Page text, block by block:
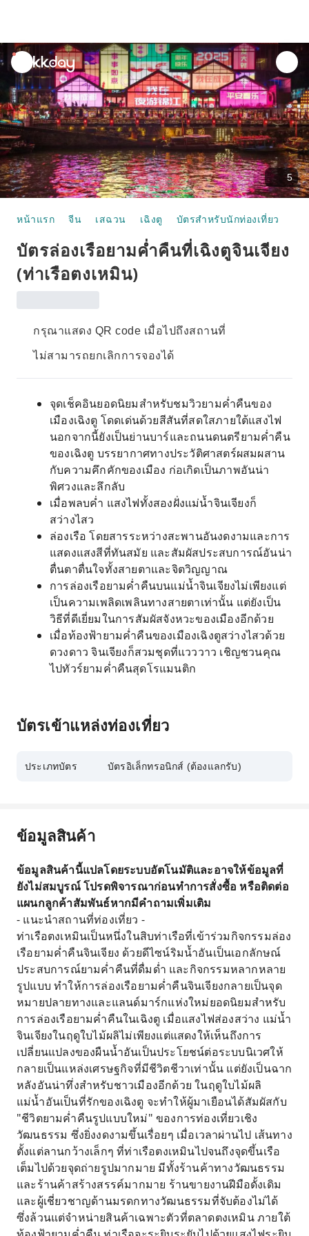
unread
notifications
5
หน้าแรก จีน เสฉวน เฉิงตู บัตรสำหรับนักท่องเที่ยว
บัตรล่องเรือยามค่ำคืนที่เฉิงตูจินเจียง
(ท่าเรือตงเหมิน)
กรุณาแสดง QR code เมื่อไปถึงสถานที่
ไม่สามารถยกเลิกการจองได้
จุดเช็คอินยอดนิยมสำหรับชมวิวยามค่ำคืนของ
เมืองเฉิงตู โดดเด่นด้วยสีสันที่สดใสภายใต้แสงไฟ
นอกจากนี้ยังเป็นย่านบาร์และถนนดนตรียามค่ำคืน
ของเฉิงตู บรรยากาศทางประวัติศาสตร์ผสมผสาน
กับความคึกคักของเมือง ก่อเกิดเป็นภาพอันน่า
พิศวงและลึกลับ
เมื่อพลบค่ำ แสงไฟทั้งสองฝั่งแม่น้ำจินเจียงก็
สว่างไสว
ล่องเรือ โดยสารระหว่างสะพานอันงดงามและการ
แสดงแสงสีที่ทันสมัย ​​และสัมผัสประสบการณ์อันน่า
ตื่นตาตื่นใจทั้งสายตาและจิตวิญญาณ
การล่องเรือยามค่ำคืนบนแม่น้ำจินเจียงไม่เพียงแต่
เป็นความเพลิดเพลินทางสายตาเท่านั้น แต่ยังเป็น
วิธีที่ดีเยี่ยมในการสัมผัสจังหวะของเมืองอีกด้วย
เมื่อท้องฟ้ายามค่ำคืนของเมืองเฉิงตูสว่างไสวด้วย
ดวงดาว จินเจียงก็สวมชุดที่แวววาว เชิญชวนคุณ
ไปทัวร์ยามค่ำคืนสุดโรแมนติก
บัตรเข้าแหล่งท่องเที่ยว
ประเภทบัตร บัตรอิเล็กทรอนิกส์ (ต้องแลกรับ)
ข้อมูลสินค้า
ข้อมูลสินค้านี้แปลโดยระบบอัตโนมัติและอาจให้ข้อมูลที่
ยังไม่สมบูรณ์ โปรดพิจารณาก่อนทำการสั่งซื้อ หรือติดต่อ
แผนกลูกค้าสัมพันธ์หากมีคำถามเพิ่มเติม
- แนะนำสถานที่ท่องเที่ยว -
ท่าเรือตงเหมินเป็นหนึ่งในสิบท่าเรือที่เข้าร่วมกิจกรรมล่อง
เรือยามค่ำคืนจินเจียง ด้วยดีไซน์ริมน้ำอันเป็นเอกลักษณ์
ประสบการณ์ยามค่ำคืนที่ดื่มด่ำ และกิจกรรมหลากหลาย
รูปแบบ ทำให้การล่องเรือยามค่ำคืนจินเจียงกลายเป็นจุด
หมายปลายทางและแลนด์มาร์กแห่งใหม่ยอดนิยมสำหรับ
การล่องเรือยามค่ำคืนในเฉิงตู เมื่อแสงไฟส่องสว่าง แม่น้ำ
จินเจียงในฤดูใบไม้ผลิไม่เพียงแต่แสดงให้เห็นถึงการ
เปลี่ยนแปลงของผืนน้ำอันเป็นประโยชน์ต่อระบบนิเวศให้
กลายเป็นแหล่งเศรษฐกิจที่มีชีวิตชีวาเท่านั้น แต่ยังเป็นฉาก
หลังอันน่าทึ่งสำหรับชาวเมืองอีกด้วย ในฤดูใบไม้ผลิ
แม่น้ำอันเป็นที่รักของเฉิงตู จะทำให้ผู้มาเยือนได้สัมผัสกับ
"ชีวิตยามค่ำคืนรูปแบบใหม่" ของการท่องเที่ยวเชิง
วัฒนธรรม ซึ่งยิ่งงดงามขึ้นเรื่อยๆ เมื่อเวลาผ่านไป เส้นทาง
ตั้งแต่ลานกว้างเล็กๆ ที่ท่าเรือตงเหมินไปจนถึงจุดขึ้นเรือ
เต็มไปด้วยจุดถ่ายรูปมากมาย มีทั้งร้านค้าทางวัฒนธรรม
และร้านค้าสร้างสรรค์มากมาย ร้านขายงานฝีมือดั้งเดิม
และผู้เชี่ยวชาญด้านมรดกทางวัฒนธรรมที่จับต้องไม่ได้
ซึ่งล้วนแต่จำหน่ายสินค้าเฉพาะตัวที่ตลาดตงเหมิน ภายใต้